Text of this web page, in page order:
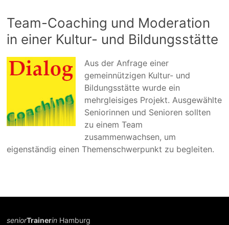
Team-Coaching und Moderation
in einer Kultur- und Bildungsstätte
Aus der Anfrage einer
gemeinnützigen Kultur- und
Bildungsstätte wurde ein
mehrgleisiges Projekt. Ausgewählte
Seniorinnen und Senioren sollten
zu einem Team
zusammenwachsen, um
eigenständig einen Themenschwerpunkt zu begleiten.
seniorTrainerin Hamburg